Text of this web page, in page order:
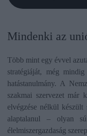
Mindenki az
Több mint egy évvel
stratégiáját, még
hatástanulmány. A
szakmai szervezet már
elvégzése nélkül
alaptalanul – olyan
élelmiszergazdaság